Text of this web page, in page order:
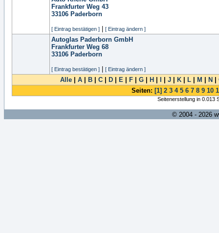
Frankfurter Weg 43
33106 Paderborn
[ Eintrag bestätigen ] [ Eintrag ändern ]
Autoglas Paderborn GmbH
Frankfurter Weg 68
33106 Paderborn
[ Eintrag bestätigen ] [ Eintrag ändern ]
Alle A B C D E F G H J K L M N
Seiten: [1] 2 3 4 5 6 7 8 9 10
Seitenerstellung in 0.013
© 2004 - 2026